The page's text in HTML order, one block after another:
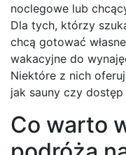
noclegowe lub
Dla tych, którzy
chcą gotować
wakacyjne do
Niektóre z nich
jak sauny czy
Co warto